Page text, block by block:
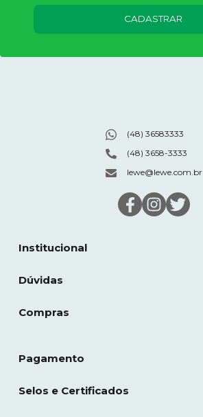
CADASTRAR
Institucional
Dúvidas
Compras
(48) 36583333
(48) 3658-3333
lewe@lewe.com.br
Pagamento
Selos e Certificados